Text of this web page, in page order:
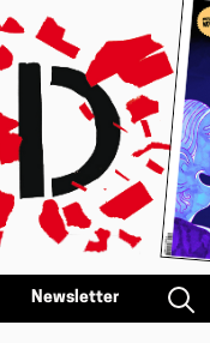
Newsletter